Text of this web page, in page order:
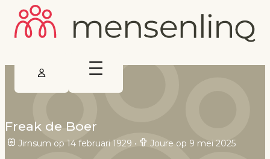
Freak de Boer
Jirnsum op 14 februari 1929 • Joure op 9 mei 2025